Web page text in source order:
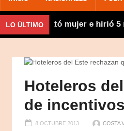
LO ÚLTIMOmató mujer e hirió 5
Hoteleros
de
8 OCTUBRE 2013 COSTA